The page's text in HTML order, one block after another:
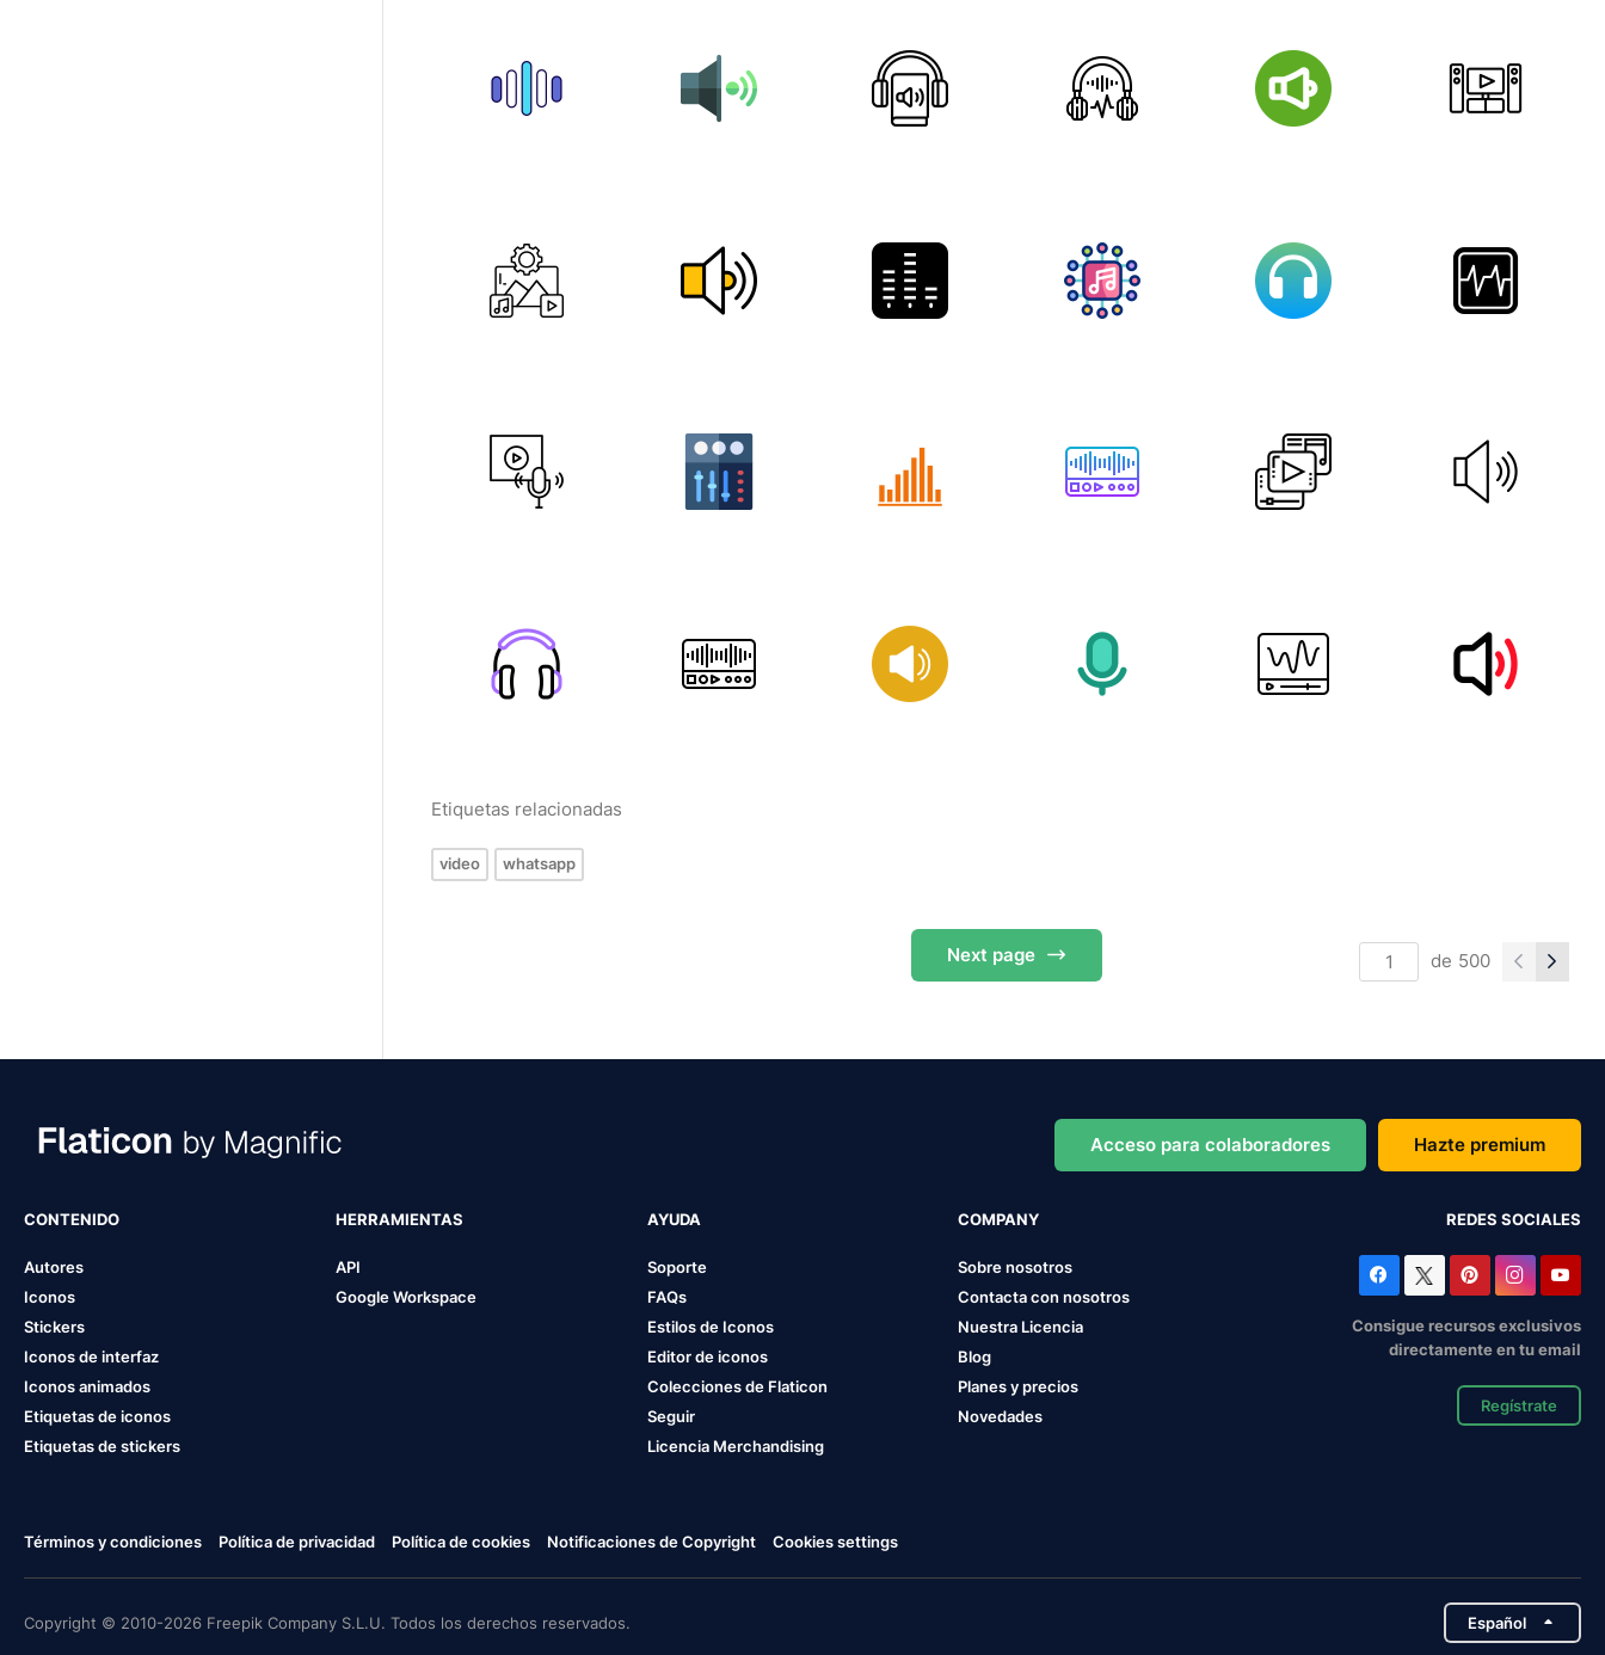
Etiquetas relacionadas
video whatsapp
Next page de 500
Acceso para colaboradores Hazte premium
CONTENIDO
Autores
Iconos
Stickers
Iconos de interfaz
Iconos animados
Etiquetas de iconos
Etiquetas de stickers
HERRAMIENTAS
API
Google Workspace
AYUDA
Soporte
FAQs
Estilos de Iconos
Editor de iconos
Colecciones de Flaticon
Seguir
Licencia Merchandising
COMPANY
Sobre nosotros
Contacta con nosotros
Nuestra Licencia
Blog
Planes y precios
Novedades
REDES SOCIALES
Consigue recursos exclusivos
directamente en tu email
Regístrate
Términos y condiciones Política de privacidad Política de cookies Notificaciones de Copyright Cookies settings
Copyright © 2010-2026 Freepik Company S.L.U. Todos los derechos reservados. Español